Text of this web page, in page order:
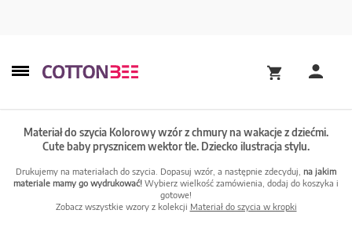
Materiał do szycia Kolorowy wzór z chmury na wakacje z dziećmi.
Cute baby prysznicem wektor tle. Dziecko ilustracja stylu.
Drukujemy na materiałach do szycia. Dopasuj wzór, a następnie zdecyduj, na jakim
materiale mamy go wydrukować! Wybierz wielkość zamówienia, dodaj do koszyka i
gotowe!
Zobacz wszystkie wzory z kolekcji Materiał do szycia w kropki